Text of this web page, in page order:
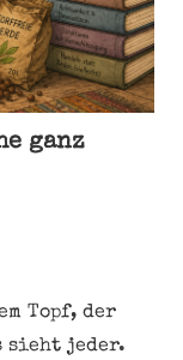
ganz
Topf, der
sieht jeder.